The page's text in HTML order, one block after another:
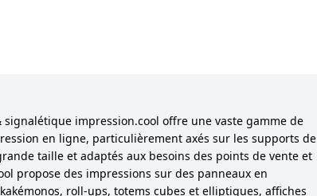
signalétique impression.cool offre une vaste gamme de
en ligne, particulièrement axés sur les supports de
taille et adaptés aux besoins des points de vente et
propose des impressions sur des panneaux en
roll-ups, totems cubes et elliptiques, affiches